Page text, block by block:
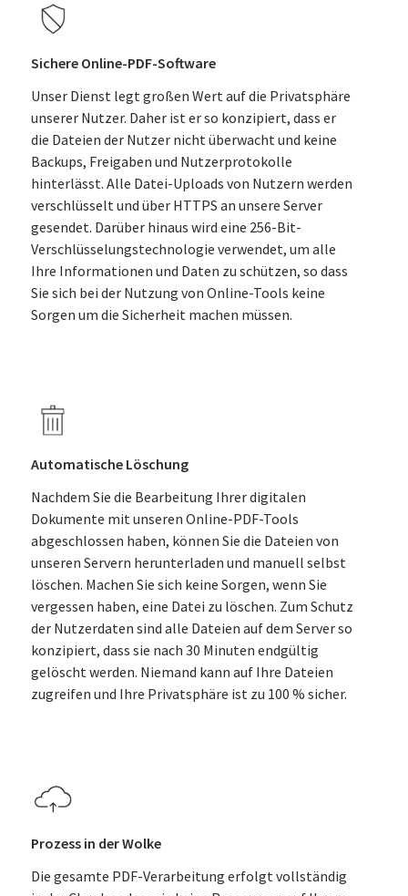
Sichere Online-PDF-Software
Unser Dienst legt großen Wert auf die Privatsphäre
unserer Nutzer. Daher ist er so konzipiert, dass er
die Dateien der Nutzer nicht überwacht und keine
Backups, Freigaben und Nutzerprotokolle
hinterlässt. Alle Datei-Uploads von Nutzern werden
verschlüsselt und über HTTPS an unsere Server
gesendet. Darüber hinaus wird eine 256-Bit-
Verschlüsselungstechnologie verwendet, um alle
Ihre Informationen und Daten zu schützen, so dass
Sie sich bei der Nutzung von Online-Tools keine
Sorgen um die Sicherheit machen müssen.
Automatische Löschung
Nachdem Sie die Bearbeitung Ihrer digitalen
Dokumente mit unseren Online-PDF-Tools
abgeschlossen haben, können Sie die Dateien von
unseren Servern herunterladen und manuell selbst
löschen. Machen Sie sich keine Sorgen, wenn Sie
vergessen haben, eine Datei zu löschen. Zum Schutz
der Nutzerdaten sind alle Dateien auf dem Server so
konzipiert, dass sie nach 30 Minuten endgültig
gelöscht werden. Niemand kann auf Ihre Dateien
zugreifen und Ihre Privatsphäre ist zu 100 % sicher.
Prozess in der Wolke
Die gesamte PDF-Verarbeitung erfolgt vollständig